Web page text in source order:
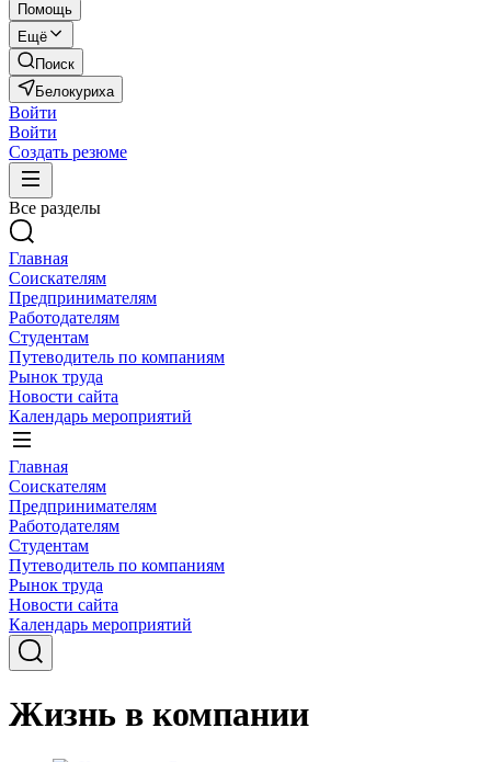
Помощь
Ещё
Поиск
Белокуриха
Войти
Войти
Создать резюме
Все разделы
Главная
Соискателям
Предпринимателям
Работодателям
Студентам
Путеводитель по компаниям
Рынок труда
Новости сайта
Календарь мероприятий
Главная
Соискателям
Предпринимателям
Работодателям
Студентам
Путеводитель по компаниям
Рынок труда
Новости сайта
Календарь мероприятий
Жизнь в компании